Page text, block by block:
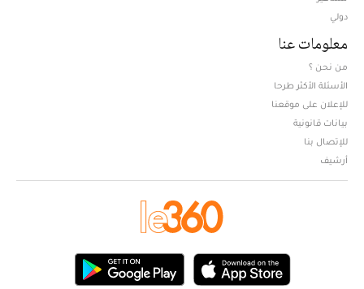
دولي
معلومات عنا
من نحن ؟
الأسئلة الأكثر طرحا
للإعلان على موقعنا
بيانات قانونية
للإتصال بنا
أرشيف